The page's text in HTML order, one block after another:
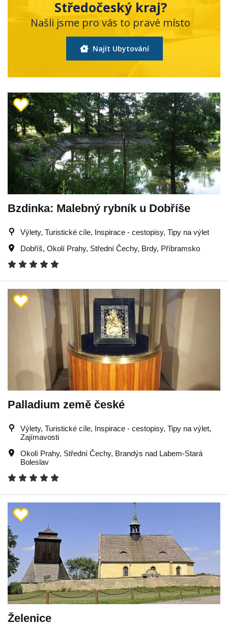
Středočeský kraj?
Našli jsme pro vás to pravé místo
Najít Ubytování
Bzdinka: Malebný rybník u Dobříše
Výlety, Turistické cíle, Inspirace - cestopisy, Tipy na výlet
Dobříš, Okolí Prahy, Střední Čechy, Brdy, Příbramsko
Palladium země české
Výlety, Turistické cíle, Inspirace - cestopisy, Tipy na výlet,
Zajímavosti
Okolí Prahy, Střední Čechy, Brandýs nad Labem-Stará
Boleslav
Želenice